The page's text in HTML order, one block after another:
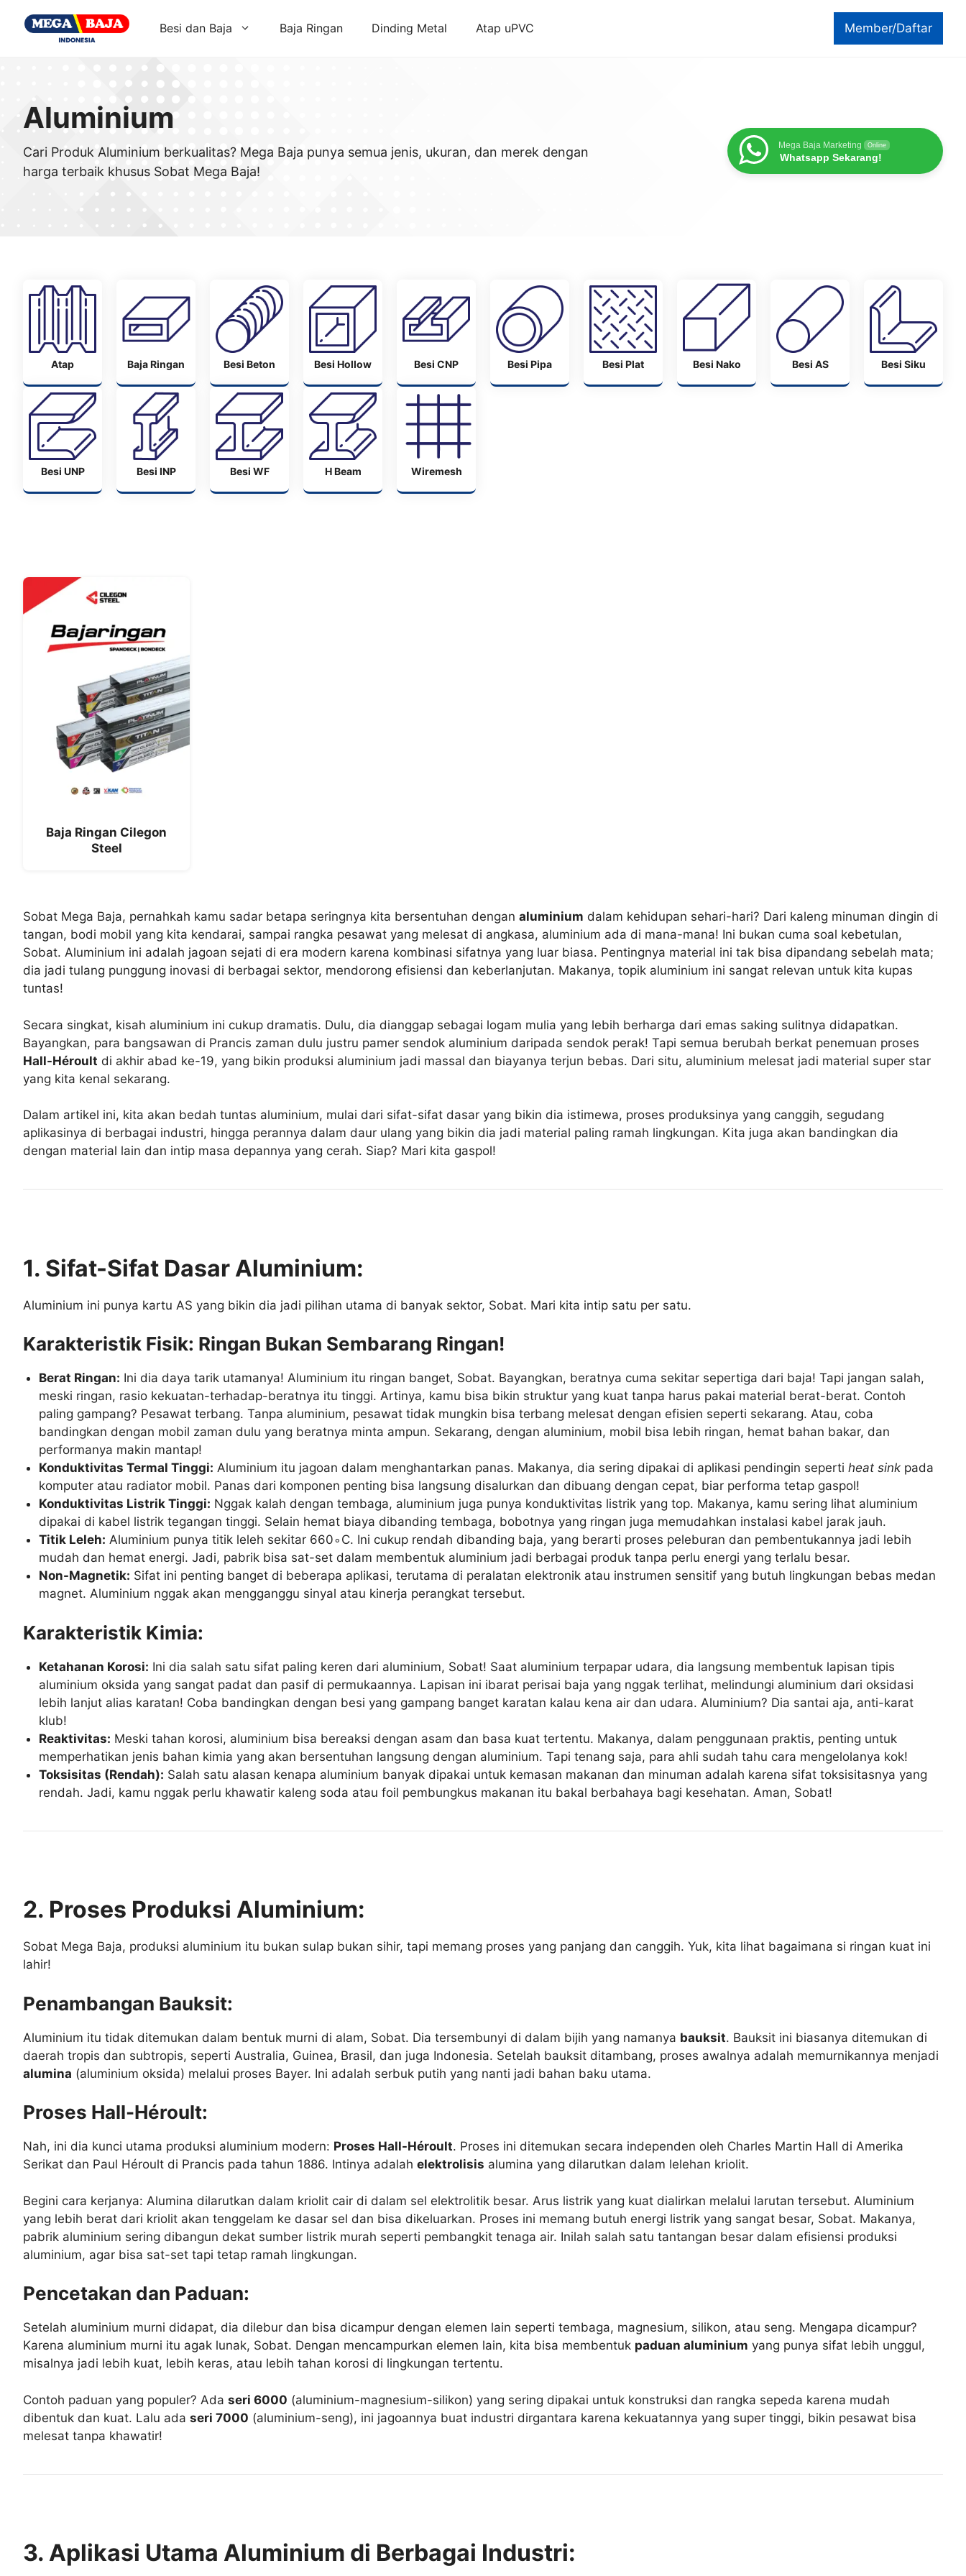
Member/Daftar
Besi dan Baja Baja Ringan Dinding Metal Atap uPVC
Aluminium
Cari Produk Aluminium berkualitas? Mega Baja punya semua jenis, ukuran, dan merek dengan
harga terbaik khusus Sobat Mega Baja!
Mega Baja Marketing Online
Whatsapp Sekarang!
Atap Baja Ringan Besi Beton Besi Hollow Besi CNP Besi Pipa Besi Plat Besi Nako Besi AS Besi Siku
Besi UNP Besi INP Besi WF H Beam Wiremesh
Baja Ringan Cilegon
Steel
Sobat Mega Baja, pernahkah kamu sadar betapa seringnya kita bersentuhan dengan aluminium dalam kehidupan sehari-hari? Dari kaleng minuman dingin di
tangan, bodi mobil yang kita kendarai, sampai rangka pesawat yang melesat di angkasa, aluminium ada di mana-mana! Ini bukan cuma soal kebetulan,
Sobat. Aluminium ini adalah jagoan sejati di era modern karena kombinasi sifatnya yang luar biasa. Pentingnya material ini tak bisa dipandang sebelah mata;
dia jadi tulang punggung inovasi di berbagai sektor, mendorong efisiensi dan keberlanjutan. Makanya, topik aluminium ini sangat relevan untuk kita kupas
tuntas!
Secara singkat, kisah aluminium ini cukup dramatis. Dulu, dia dianggap sebagai logam mulia yang lebih berharga dari emas saking sulitnya didapatkan.
Bayangkan, para bangsawan di Prancis zaman dulu justru pamer sendok aluminium daripada sendok perak! Tapi semua berubah berkat penemuan proses
Hall-Héroult di akhir abad ke-19, yang bikin produksi aluminium jadi massal dan biayanya terjun bebas. Dari situ, aluminium melesat jadi material super star
yang kita kenal sekarang.
Dalam artikel ini, kita akan bedah tuntas aluminium, mulai dari sifat-sifat dasar yang bikin dia istimewa, proses produksinya yang canggih, segudang
aplikasinya di berbagai industri, hingga perannya dalam daur ulang yang bikin dia jadi material paling ramah lingkungan. Kita juga akan bandingkan dia
dengan material lain dan intip masa depannya yang cerah. Siap? Mari kita gaspol!
1. Sifat-Sifat Dasar Aluminium:
Aluminium ini punya kartu AS yang bikin dia jadi pilihan utama di banyak sektor, Sobat. Mari kita intip satu per satu.
Karakteristik Fisik: Ringan Bukan Sembarang Ringan!
Berat Ringan: Ini dia daya tarik utamanya! Aluminium itu ringan banget, Sobat. Bayangkan, beratnya cuma sekitar sepertiga dari baja! Tapi jangan salah,
meski ringan, rasio kekuatan-terhadap-beratnya itu tinggi. Artinya, kamu bisa bikin struktur yang kuat tanpa harus pakai material berat-berat. Contoh
paling gampang? Pesawat terbang. Tanpa aluminium, pesawat tidak mungkin bisa terbang melesat dengan efisien seperti sekarang. Atau, coba
bandingkan dengan mobil zaman dulu yang beratnya minta ampun. Sekarang, dengan aluminium, mobil bisa lebih ringan, hemat bahan bakar, dan
performanya makin mantap!
Konduktivitas Termal Tinggi: Aluminium itu jagoan dalam menghantarkan panas. Makanya, dia sering dipakai di aplikasi pendingin sepertiheat sink pada
komputer atau radiator mobil. Panas dari komponen penting bisa langsung disalurkan dan dibuang dengan cepat, biar performa tetap gaspol!
Konduktivitas Listrik Tinggi: Nggak kalah dengan tembaga, aluminium juga punya konduktivitas listrik yang top. Makanya, kamu sering lihat aluminium
dipakai di kabel listrik tegangan tinggi. Selain hemat biaya dibanding tembaga, bobotnya yang ringan juga memudahkan instalasi kabel jarak jauh.
Titik Leleh: Aluminium punya titik leleh sekitar 660∘ C. Ini cukup rendah dibanding baja, yang berarti proses peleburan dan pembentukannya jadi lebih
mudah dan hemat energi. Jadi, pabrik bisa sat-set dalam membentuk aluminium jadi berbagai produk tanpa perlu energi yang terlalu besar.
Non-Magnetik: Sifat ini penting banget di beberapa aplikasi, terutama di peralatan elektronik atau instrumen sensitif yang butuh lingkungan bebas medan
magnet. Aluminium nggak akan mengganggu sinyal atau kinerja perangkat tersebut.
Karakteristik Kimia:
Ketahanan Korosi: Ini dia salah satu sifat paling keren dari aluminium, Sobat! Saat aluminium terpapar udara, dia langsung membentuk lapisan tipis
aluminium oksida yang sangat padat dan pasif di permukaannya. Lapisan ini ibarat perisai baja yang nggak terlihat, melindungi aluminium dari oksidasi
lebih lanjut alias karatan! Coba bandingkan dengan besi yang gampang banget karatan kalau kena air dan udara. Aluminium? Dia santai aja, anti-karat
klub!
Reaktivitas: Meski tahan korosi, aluminium bisa bereaksi dengan asam dan basa kuat tertentu. Makanya, dalam penggunaan praktis, penting untuk
memperhatikan jenis bahan kimia yang akan bersentuhan langsung dengan aluminium. Tapi tenang saja, para ahli sudah tahu cara mengelolanya kok!
Toksisitas (Rendah): Salah satu alasan kenapa aluminium banyak dipakai untuk kemasan makanan dan minuman adalah karena sifat toksisitasnya yang
rendah. Jadi, kamu nggak perlu khawatir kaleng soda atau foil pembungkus makanan itu bakal berbahaya bagi kesehatan. Aman, Sobat!
2. Proses Produksi Aluminium:
Sobat Mega Baja, produksi aluminium itu bukan sulap bukan sihir, tapi memang proses yang panjang dan canggih. Yuk, kita lihat bagaimana si ringan kuat ini
lahir!
Penambangan Bauksit:
Aluminium itu tidak ditemukan dalam bentuk murni di alam, Sobat. Dia tersembunyi di dalam bijih yang namanya bauksit. Bauksit ini biasanya ditemukan di
daerah tropis dan subtropis, seperti Australia, Guinea, Brasil, dan juga Indonesia. Setelah bauksit ditambang, proses awalnya adalah memurnikannya menjadi
alumina (aluminium oksida) melalui proses Bayer. Ini adalah serbuk putih yang nanti jadi bahan baku utama.
Proses Hall-Héroult:
Nah, ini dia kunci utama produksi aluminium modern: Proses Hall-Héroult. Proses ini ditemukan secara independen oleh Charles Martin Hall di Amerika
Serikat dan Paul Héroult di Prancis pada tahun 1886. Intinya adalah elektrolisis alumina yang dilarutkan dalam lelehan kriolit.
Begini cara kerjanya: Alumina dilarutkan dalam kriolit cair di dalam sel elektrolitik besar. Arus listrik yang kuat dialirkan melalui larutan tersebut. Aluminium
yang lebih berat dari kriolit akan tenggelam ke dasar sel dan bisa dikeluarkan. Proses ini memang butuh energi listrik yang sangat besar, Sobat. Makanya,
pabrik aluminium sering dibangun dekat sumber listrik murah seperti pembangkit tenaga air. Inilah salah satu tantangan besar dalam efisiensi produksi
aluminium, agar bisa sat-set tapi tetap ramah lingkungan.
Pencetakan dan Paduan:
Setelah aluminium murni didapat, dia dilebur dan bisa dicampur dengan elemen lain seperti tembaga, magnesium, silikon, atau seng. Mengapa dicampur?
Karena aluminium murni itu agak lunak, Sobat. Dengan mencampurkan elemen lain, kita bisa membentuk paduan aluminium yang punya sifat lebih unggul,
misalnya jadi lebih kuat, lebih keras, atau lebih tahan korosi di lingkungan tertentu.
Contoh paduan yang populer? Ada seri 6000 (aluminium-magnesium-silikon) yang sering dipakai untuk konstruksi dan rangka sepeda karena mudah
dibentuk dan kuat. Lalu ada seri 7000 (aluminium-seng), ini jagoannya buat industri dirgantara karena kekuatannya yang super tinggi, bikin pesawat bisa
melesat tanpa khawatir!
3. Aplikasi Utama Aluminium di Berbagai Industri: